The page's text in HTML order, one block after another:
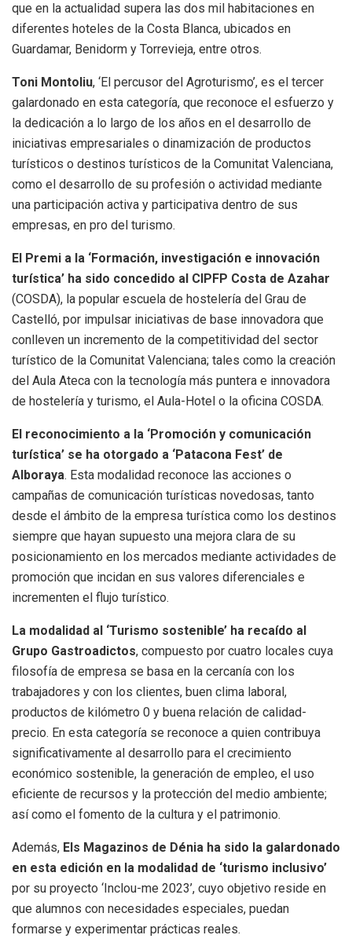
que en la actualidad supera las dos mil habitaciones en
diferentes hoteles de la Costa Blanca, ubicados en
Guardamar, Benidorm y Torrevieja, entre otros.
Toni Montoliu, ‘El percusor del Agroturismo’, es el tercer
galardonado en esta categoría, que reconoce el esfuerzo y
la dedicación a lo largo de los años en el desarrollo de
iniciativas empresariales o dinamización de productos
turísticos o destinos turísticos de la Comunitat Valenciana,
como el desarrollo de su profesión o actividad mediante
una participación activa y participativa dentro de sus
empresas, en pro del turismo.
El Premi a la ‘Formación, investigación e innovación
turística’ ha sido concedido al CIPFP Costa de Azahar
(COSDA), la popular escuela de hostelería del Grau de
Castelló, por impulsar iniciativas de base innovadora que
conlleven un incremento de la competitividad del sector
turístico de la Comunitat Valenciana; tales como la creación
del Aula Ateca con la tecnología más puntera e innovadora
de hostelería y turismo, el Aula-Hotel o la oficina COSDA.
El reconocimiento a la ‘Promoción y comunicación
turística’ se ha otorgado a ‘Patacona Fest’ de
Alboraya. Esta modalidad reconoce las acciones o
campañas de comunicación turísticas novedosas, tanto
desde el ámbito de la empresa turística como los destinos
siempre que hayan supuesto una mejora clara de su
posicionamiento en los mercados mediante actividades de
promoción que incidan en sus valores diferenciales e
incrementen el flujo turístico.
La modalidad al ‘Turismo sostenible’ ha recaído al
Grupo Gastroadictos, compuesto por cuatro locales cuya
filosofía de empresa se basa en la cercanía con los
trabajadores y con los clientes, buen clima laboral,
productos de kilómetro 0 y buena relación de calidad-
precio. En esta categoría se reconoce a quien contribuya
significativamente al desarrollo para el crecimiento
económico sostenible, la generación de empleo, el uso
eficiente de recursos y la protección del medio ambiente;
así como el fomento de la cultura y el patrimonio.
Además, Els Magazinos de Dénia ha sido la galardonado
en esta edición en la modalidad de ‘turismo inclusivo’
por su proyecto ‘Inclou-me 2023’, cuyo objetivo reside en
que alumnos con necesidades especiales, puedan
formarse y experimentar prácticas reales.